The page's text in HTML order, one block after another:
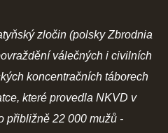
SOCIALISMU
FAKTA
zločin (polsky Zbrodnia
válečných i civilních
koncentračních táborech
které provedla NKVD v
přibližně 22 000 mužů -